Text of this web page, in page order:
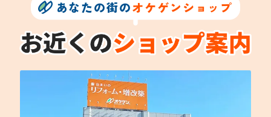
あなたの街のオケゲンショップ